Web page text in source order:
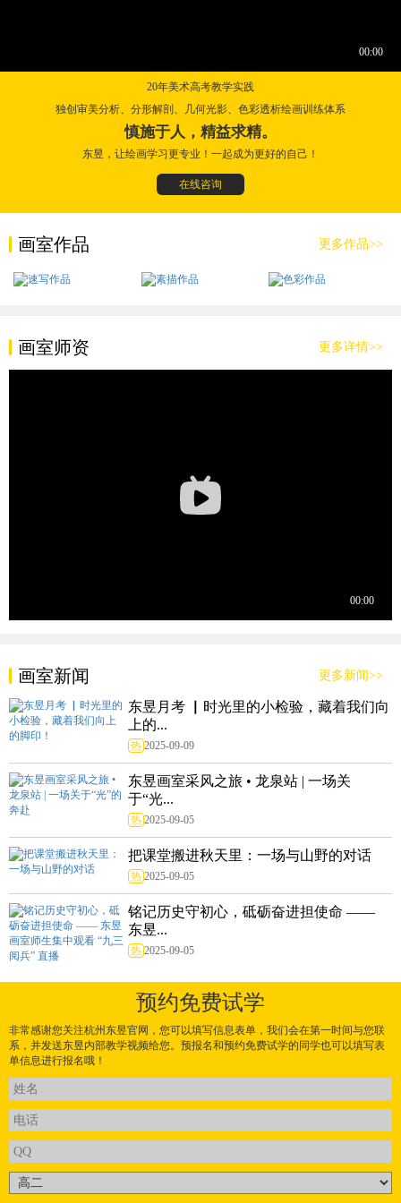
20年美术高考教学实践
独创审美分析、分形解剖、几何光影、色彩透析绘画训练体系
慎施于人，精益求精。
东昱，让绘画学习更专业！一起成为更好的自己！
在线咨询
画室作品 更多作品>>
画室师资 更多详情>>
画室新闻 更多新闻>>
东昱月考 ▏时光里的小检验，藏着我们向
上的...
热 2025-09-09
东昱画室采风之旅 • 龙泉站 | 一场关
于“光...
热 2025-09-05
把课堂搬进秋天里：一场与山野的对话
热 2025-09-05
铭记历史守初心，砥砺奋进担使命 ——
东昱...
热 2025-09-05
预约免费试学
非常感谢您关注杭州东昱官网，您可以填写信息表单，我们会在第一时间与您联
系，并发送东昱内部教学视频给您。预报名和预约免费试学的同学也可以填写表
单信息进行报名哦！